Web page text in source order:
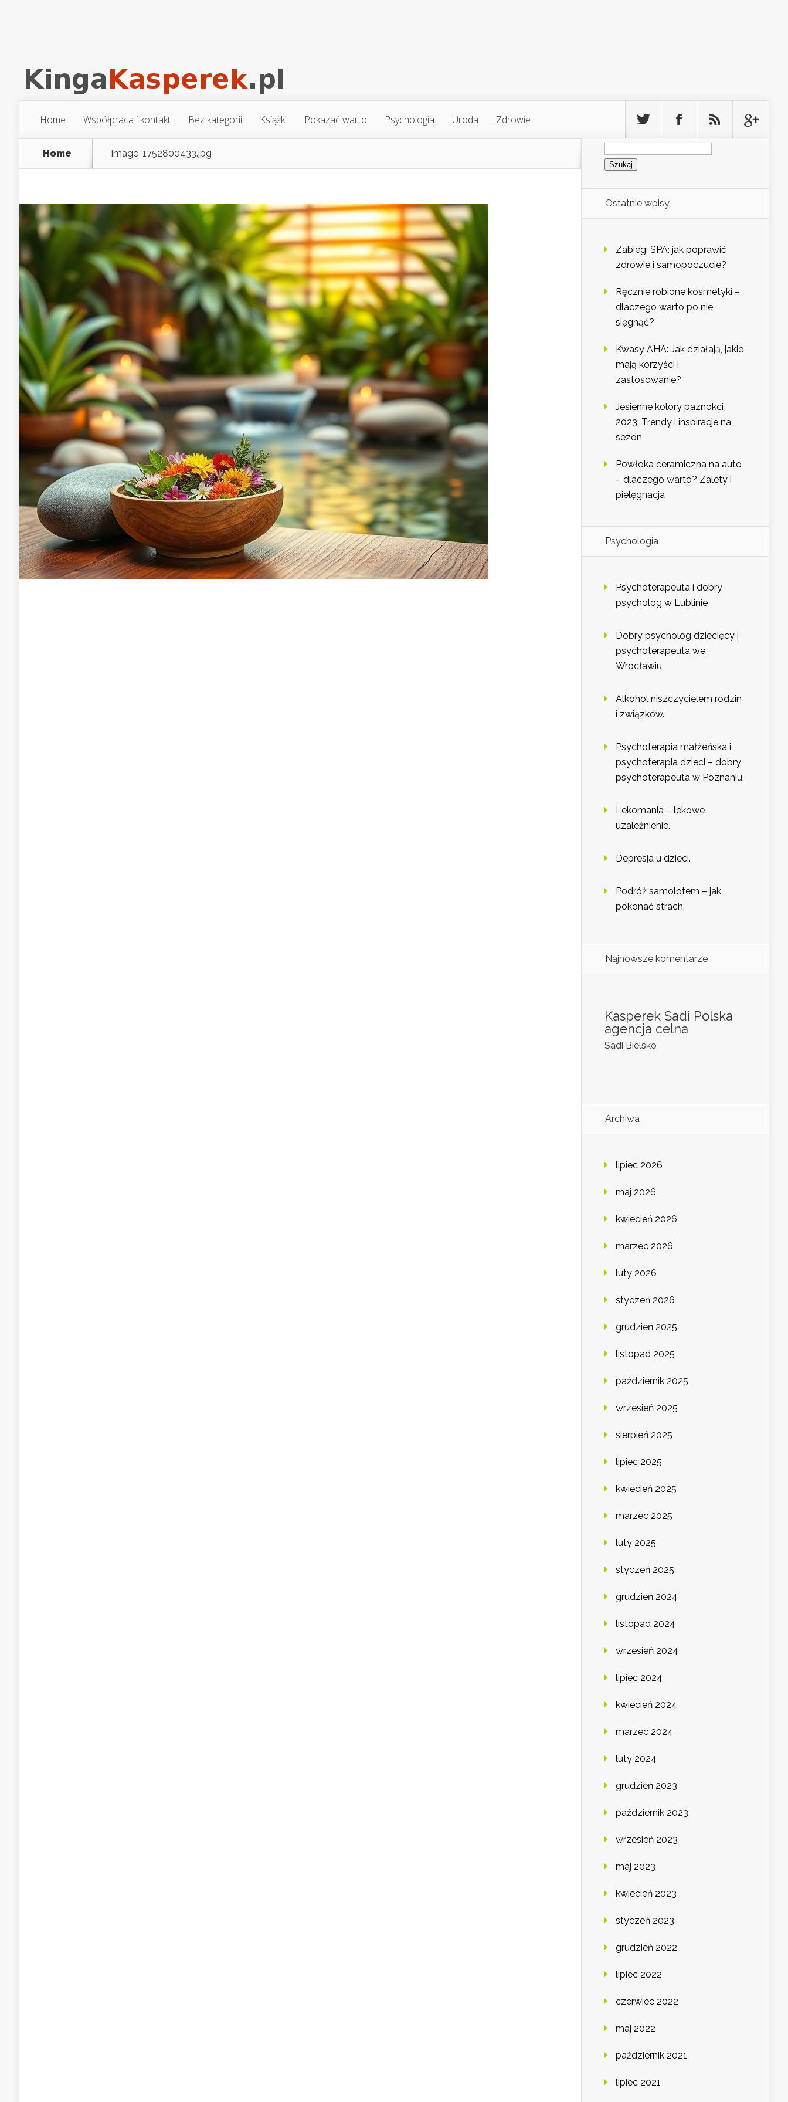
Home Współpraca i kontakt Bez kategorii Książki Pokazać warto Psychologia Uroda Zdrowie
Home image-1752800433.jpg
Szukaj:
Ostatnie wpisy
Zabiegi SPA: jak poprawić
zdrowie i samopoczucie?
Ręcznie robione kosmetyki –
dlaczego warto po nie
sięgnąć?
Kwasy AHA: Jak działają, jakie
mają korzyści i
zastosowanie?
Jesienne kolory paznokci
2023: Trendy i inspiracje na
sezon
Powłoka ceramiczna na auto
– dlaczego warto? Zalety i
pielęgnacja
Psychologia
Psychoterapeuta i dobry
psycholog w Lublinie
Dobry psycholog dziecięcy i
psychoterapeuta we
Wrocławiu
Alkohol niszczycielem rodzin
i związków.
Psychoterapia małżeńska i
psychoterapia dzieci – dobry
psychoterapeuta w Poznaniu
Lekomania – lekowe
uzależnienie.
Depresja u dzieci.
Podróż samolotem – jak
pokonać strach.
Najnowsze komentarze
Kasperek Sadi Polska
agencja celna
Sadi Bielsko
Archiwa
lipiec 2026
maj 2026
kwiecień 2026
marzec 2026
luty 2026
styczeń 2026
grudzień 2025
listopad 2025
październik 2025
wrzesień 2025
sierpień 2025
lipiec 2025
kwiecień 2025
marzec 2025
luty 2025
styczeń 2025
grudzień 2024
listopad 2024
wrzesień 2024
lipiec 2024
kwiecień 2024
marzec 2024
luty 2024
grudzień 2023
październik 2023
wrzesień 2023
maj 2023
kwiecień 2023
styczeń 2023
grudzień 2022
lipiec 2022
czerwiec 2022
maj 2022
październik 2021
lipiec 2021